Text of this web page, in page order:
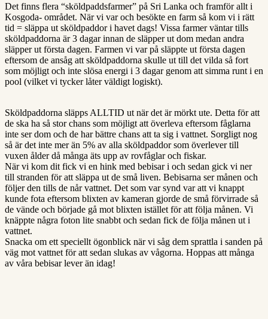
Det finns flera “sköldpaddsfarmer” på Sri Lanka och framför allt i
Kosgoda- området. När vi var och besökte en farm så kom vi i rätt
tid = släppa ut sköldpaddor i havet dags! Vissa farmer väntar tills
sköldpaddorna är 3 dagar innan de släpper ut dom medan andra
släpper ut första dagen. Farmen vi var på släppte ut första dagen
eftersom de ansåg att sköldpaddorna skulle ut till det vilda så fort
som möjligt och inte slösa energi i 3 dagar genom att simma runt i en
pool (vilket vi tycker låter väldigt logiskt).
Sköldpaddorna släpps ALLTID ut när det är mörkt ute. Detta för att
de ska ha så stor chans som möjligt att överleva eftersom fåglarna
inte ser dom och de har bättre chans att ta sig i vattnet. Sorgligt nog
så är det inte mer än 5% av alla sköldpaddor som överlever till
vuxen ålder då många äts upp av rovfåglar och fiskar.
När vi kom dit fick vi en hink med bebisar i och sedan gick vi ner
till stranden för att släppa ut de små liven. Bebisarna ser månen och
följer den tills de når vattnet. Det som var synd var att vi knappt
kunde fota eftersom blixten av kameran gjorde de små förvirrade så
de vände och började gå mot blixten istället för att följa månen. Vi
knäppte några foton lite snabbt och sedan fick de följa månen ut i
vattnet.
Snacka om ett speciellt ögonblick när vi såg dem sprattla i sanden på
väg mot vattnet för att sedan slukas av vågorna. Hoppas att många
av våra bebisar lever än idag!